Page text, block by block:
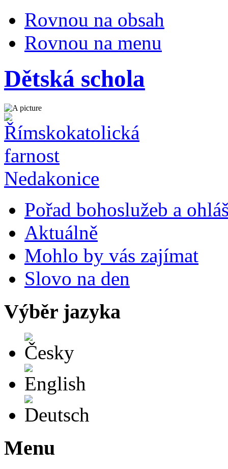
Rovnou na obsah
Rovnou na menu
Dětská schola
Pořad bohoslužeb a
Aktuálně
Mohlo by vás zajímat
Slovo na den
Výběr jazyka
Menu